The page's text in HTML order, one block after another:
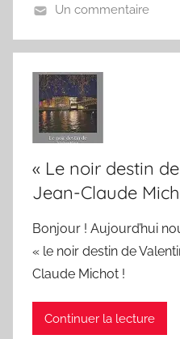
Un commentaire
« Le noir destin
Jean-Claude
Bonjour ! Aujourd’hui
« le noir destin de
Claude Michot !
Continuer la lecture